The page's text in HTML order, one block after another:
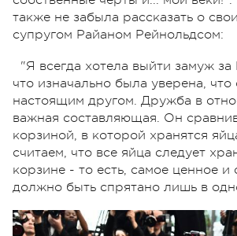
также не забыла рассказать о
супругом Райаном Рейнольдсом:
"Я всегда хотела выйти замуж
что изначально была уверена,
настоящим другом. Дружба в
важная составляющая. Он
корзиной, в которой хранятся
считаем, что все яйца следует
корзине - то есть, самое ценное и
должно быть спрятано лишь в